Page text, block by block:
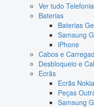
Ver tudo
Baterias
Baterias
Samsung
iPhone
Cabos e
Desbloqueio e
Ecrãs
Ecrãs Nokia
Peças
Samsung